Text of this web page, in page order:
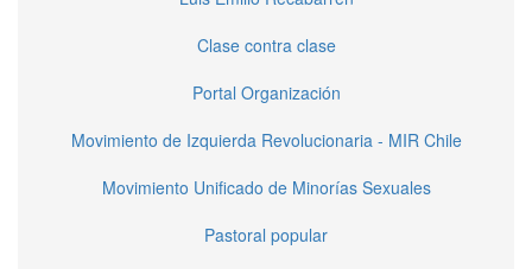
Clase contra clase
Portal Organización
Movimiento de Izquierda Revolucionaria - MIR Chile
Movimiento Unificado de Minorías Sexuales
Pastoral popular